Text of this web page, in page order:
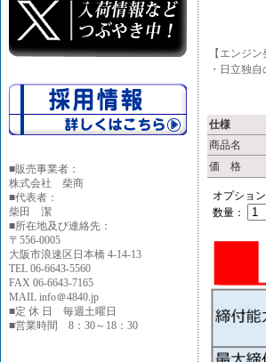
■販売事業者：
株式会社 柴商
■代表者：
柴田 潔
■所在地及び連絡先：
〒556-0005
大阪市浪速区日本橋 4-14-13
TEL 06-6643-5560
FAX 06-6643-7165
MAIL info＠4840.jp
■定 休 日 毎週土曜日
■営業時間 8：30～18：30
【エンジ
・日立独
仕様
商品名
価 格
オプション
数量：